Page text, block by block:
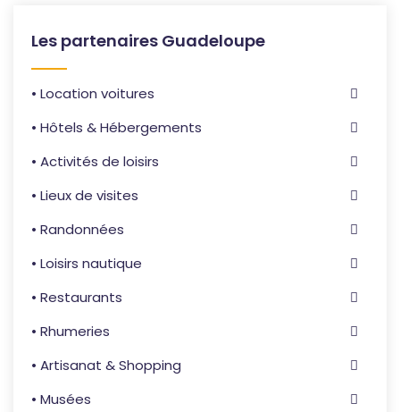
Les partenaires Guadeloupe
• Location voitures
• Hôtels & Hébergements
• Activités de loisirs
• Lieux de visites
• Randonnées
• Loisirs nautique
• Restaurants
• Rhumeries
• Artisanat & Shopping
• Musées